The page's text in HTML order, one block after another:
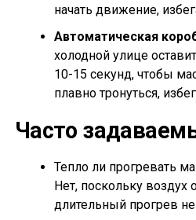
начать движение,
Автоматическая
холодной улице
10-15 секунд, чтобы
плавно тронуться,
Часто
Тепло ли прогревать
Нет, поскольку воздух
длительный прогрев